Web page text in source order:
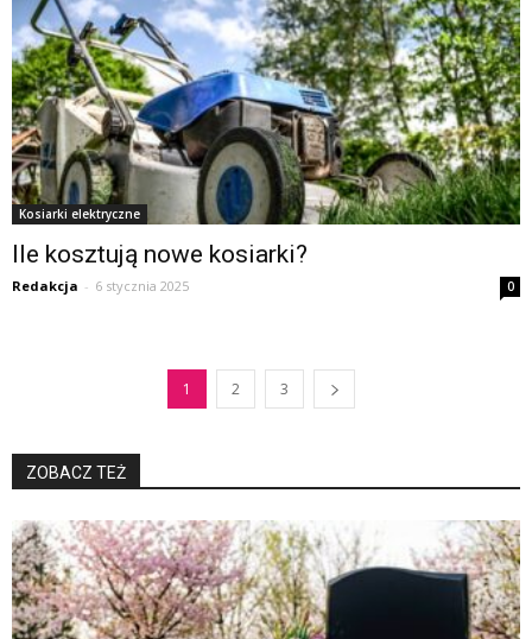
Kosiarki elektryczne
Ile kosztują nowe kosiarki?
Redakcja - 6 stycznia 2025 0
1 2 3
ZOBACZ TEŻ